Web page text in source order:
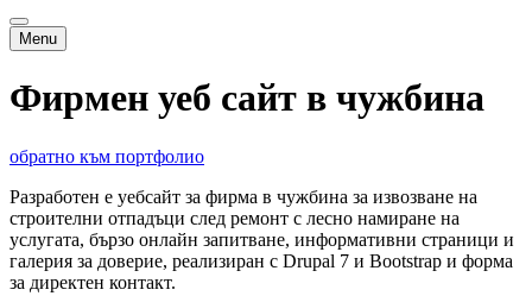
Menu
Фирмен уеб сайт в чужбина
обратно към портфолио
Разработен е уебсайт за фирма в чужбина за извозване на
строителни отпадъци след ремонт с лесно намиране на
услугата, бързо онлайн запитване, информативни страници и
галерия за доверие, реализиран с Drupal 7 и Bootstrap и форма
за директен контакт.